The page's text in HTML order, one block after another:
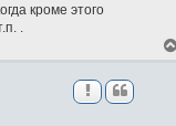
кроме этого
.